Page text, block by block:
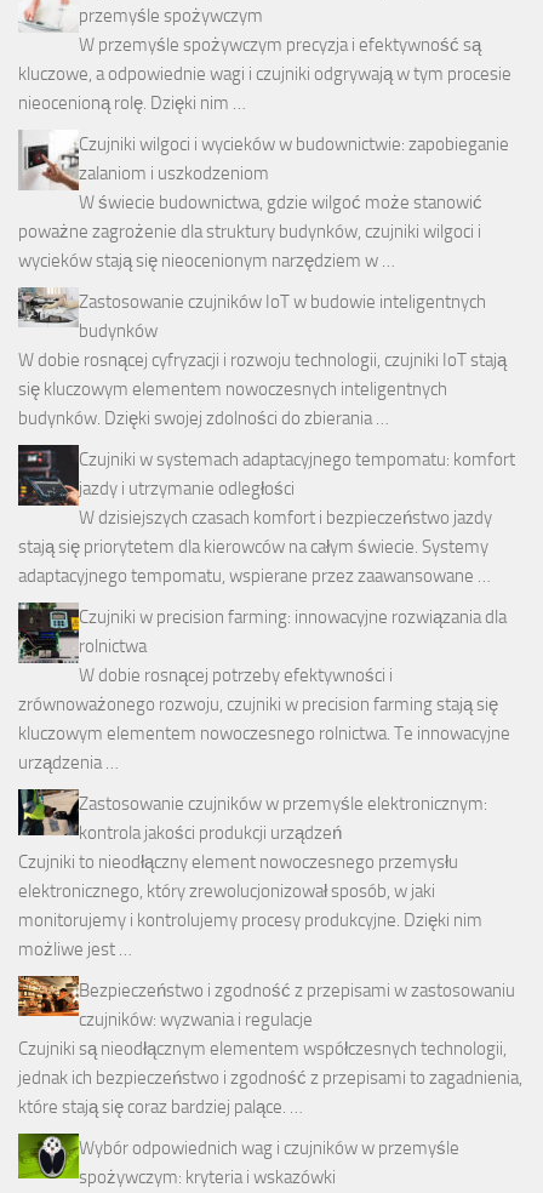
przemyśle spożywczym
W przemyśle spożywczym precyzja i efektywność są
kluczowe, a odpowiednie wagi i czujniki odgrywają w tym procesie
nieocenioną rolę. Dzięki nim …
Czujniki wilgoci i wycieków w budownictwie: zapobieganie
zalaniom i uszkodzeniom
W świecie budownictwa, gdzie wilgoć może stanowić
poważne zagrożenie dla struktury budynków, czujniki wilgoci i
wycieków stają się nieocenionym narzędziem w …
Zastosowanie czujników IoT w budowie inteligentnych
budynków
W dobie rosnącej cyfryzacji i rozwoju technologii, czujniki IoT stają
się kluczowym elementem nowoczesnych inteligentnych
budynków. Dzięki swojej zdolności do zbierania …
Czujniki w systemach adaptacyjnego tempomatu: komfort
jazdy i utrzymanie odległości
W dzisiejszych czasach komfort i bezpieczeństwo jazdy
stają się priorytetem dla kierowców na całym świecie. Systemy
adaptacyjnego tempomatu, wspierane przez zaawansowane …
Czujniki w precision farming: innowacyjne rozwiązania dla
rolnictwa
W dobie rosnącej potrzeby efektywności i
zrównoważonego rozwoju, czujniki w precision farming stają się
kluczowym elementem nowoczesnego rolnictwa. Te innowacyjne
urządzenia …
Zastosowanie czujników w przemyśle elektronicznym:
kontrola jakości produkcji urządzeń
Czujniki to nieodłączny element nowoczesnego przemysłu
elektronicznego, który zrewolucjonizował sposób, w jaki
monitorujemy i kontrolujemy procesy produkcyjne. Dzięki nim
możliwe jest …
Bezpieczeństwo i zgodność z przepisami w zastosowaniu
czujników: wyzwania i regulacje
Czujniki są nieodłącznym elementem współczesnych technologii,
jednak ich bezpieczeństwo i zgodność z przepisami to zagadnienia,
które stają się coraz bardziej palące. …
Wybór odpowiednich wag i czujników w przemyśle
spożywczym: kryteria i wskazówki